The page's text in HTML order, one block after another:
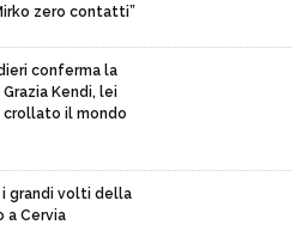
zero contatti”
conferma la
Kendi, lei
crollato il mondo
i grandi volti della
a Cervia